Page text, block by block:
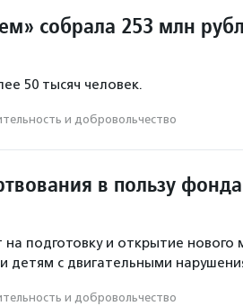
собрала 253 млн
50 тысяч человек.
и доброволь­чест­во
в пользу фонда
подготовку и открытие нового
детям с двигательными
и доброволь­чест­во